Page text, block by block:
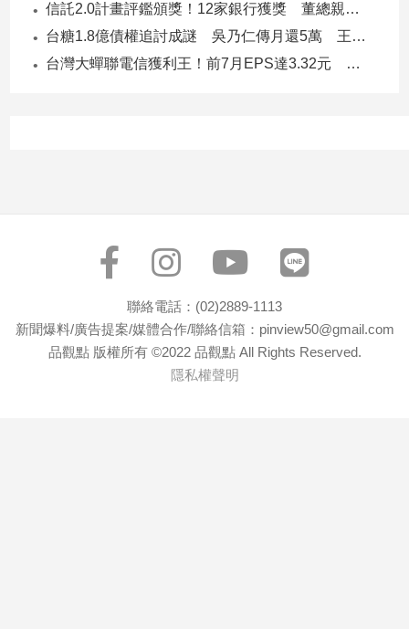
信託2.0計畫評鑑頒獎！12家銀行獲獎 董總親臨領獎
台糖1.8億債權追討成謎 吳乃仁傳月還5萬 王鴻薇轟：要還到379歲
台灣大蟬聯電信獲利王！前7月EPS達3.32元 中華電3.11、遠傳2.46元
聯絡電話：(02)2889-1113
新聞爆料/廣告提案/媒體合作/聯絡信箱：pinview50@gmail.com
品觀點 版權所有 ©2022 品觀點 All Rights Reserved.
隱私權聲明